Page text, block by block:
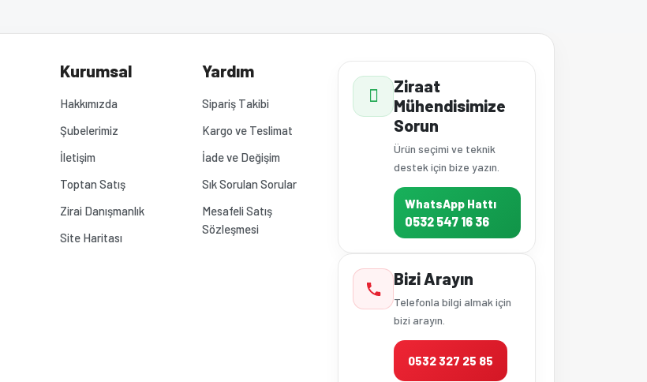
Kurumsal
Hakkımızda
Şubelerimiz
İletişim
Toptan Satış
Zirai Danışmanlık
Site Haritası
Yardım
Sipariş Takibi
Kargo ve Teslimat
İade ve Değişim
Sık Sorulan Sorular
Mesafeli Satış
Sözleşmesi
Ziraat
Mühendisimize
Sorun
Ürün seçimi ve teknik
destek için bize yazın.
WhatsApp Hattı
0532 547 16 36
Bizi Arayın
Telefonla bilgi almak için
bizi arayın.
0532 327 25 85